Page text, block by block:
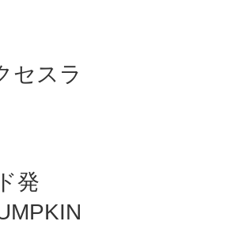
セスラ
発